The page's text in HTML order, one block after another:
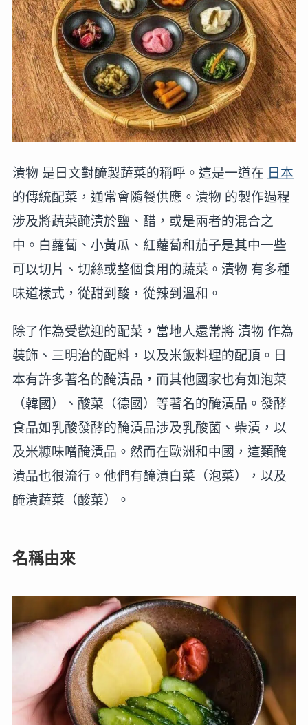
漬物 是日文對醃製蔬菜的稱呼。這是一道在 日本
的傳統配菜，通常會隨餐供應。漬物 的製作過程
涉及將蔬菜醃漬於鹽、醋，或是兩者的混合之
中。白蘿蔔、小黃瓜、紅蘿蔔和茄子是其中一些
可以切片、切絲或整個食用的蔬菜。漬物 有多種
味道樣式，從甜到酸，從辣到溫和。
除了作為受歡迎的配菜，當地人還常將 漬物 作為
裝飾、三明治的配料，以及米飯料理的配頂。日
本有許多著名的醃漬品，而其他國家也有如泡菜
（韓國）、酸菜（德國）等著名的醃漬品。發酵
食品如乳酸發酵的醃漬品涉及乳酸菌、柴漬，以
及米糠味噌醃漬品。然而在歐洲和中國，這類醃
漬品也很流行。他們有醃漬白菜（泡菜），以及
醃漬蔬菜（酸菜）。
名稱由來